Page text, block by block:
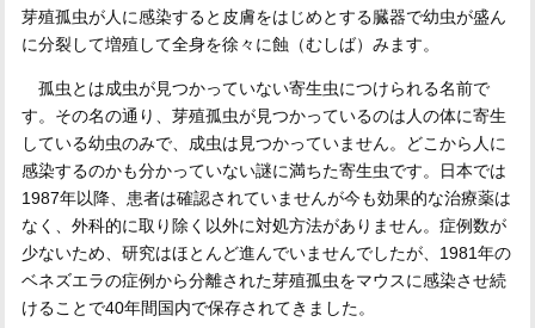
芽殖孤虫が人に感染すると皮膚をはじめとする臓器で幼虫が盛ん
に分裂して増殖して全身を徐々に蝕（むしば）みます。
孤虫とは成虫が見つかっていない寄生虫につけられる名前で
す。その名の通り、芽殖孤虫が見つかっているのは人の体に寄生
している幼虫のみで、成虫は見つかっていません。どこから人に
感染するのかも分かっていない謎に満ちた寄生虫です。日本では
1987年以降、患者は確認されていませんが今も効果的な治療薬は
なく、外科的に取り除く以外に対処方法がありません。症例数が
少ないため、研究はほとんど進んでいませんでしたが、1981年の
ベネズエラの症例から分離された芽殖孤虫をマウスに感染させ続
けることで40年間国内で保存されてきました。